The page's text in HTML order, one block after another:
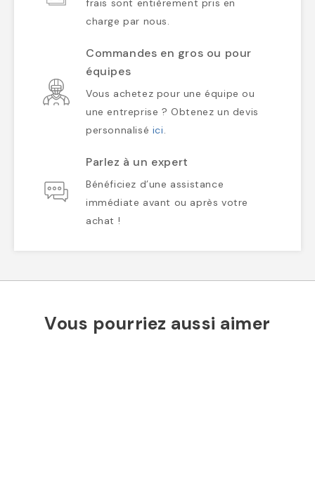
frais sont entièrement pris en
charge par nous.
Commandes en gros ou pour
équipes
Vous achetez pour une équipe ou
une entreprise ? Obtenez un devis
personnalisé ici.
Parlez à un expert
Bénéficiez d’une assistance
immédiate avant ou après votre
achat !
Vous pourriez aussi aimer